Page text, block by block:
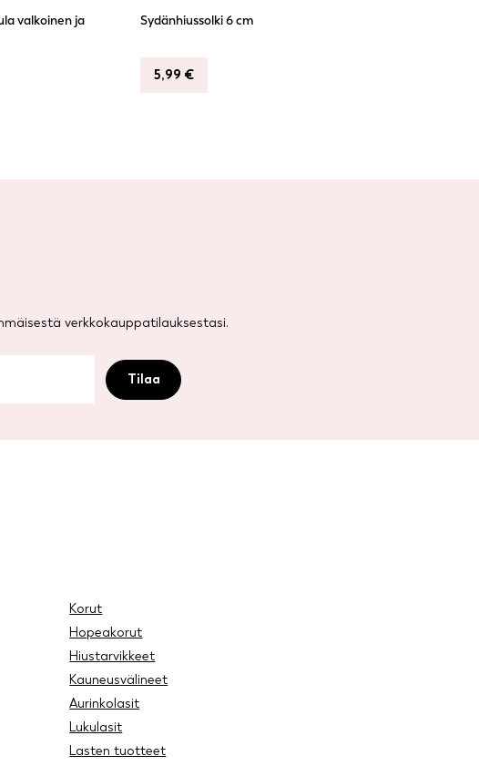
valkoinen ja
Sydänhiussolki 6 cm
5,99 €
verkkokauppatilauksestasi.
Korut
Hopeakorut
Hiustarvikkeet
Kauneusvälineet
Aurinkolasit
Lukulasit
Lasten tuotteet